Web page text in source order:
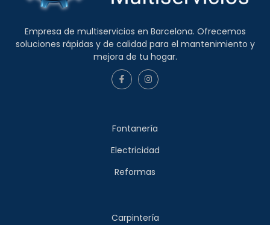
Empresa de multiservicios en Barcelona. Ofrecemos
soluciones rápidas y de calidad para el mantenimiento y
mejora de tu hogar.
Fontanería
Electricidad
Reformas
Carpintería